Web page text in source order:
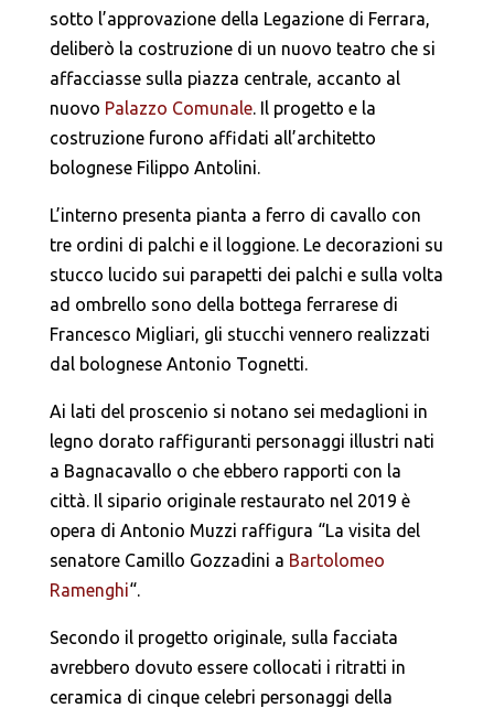
sotto l’approvazione della Legazione di Ferrara,
deliberò la costruzione di un nuovo teatro che si
affacciasse sulla piazza centrale, accanto al
nuovo Palazzo Comunale. Il progetto e la
costruzione furono affidati all’architetto
bolognese Filippo Antolini.
L’interno presenta pianta a ferro di cavallo con
tre ordini di palchi e il loggione. Le decorazioni su
stucco lucido sui parapetti dei palchi e sulla volta
ad ombrello sono della bottega ferrarese di
Francesco Migliari, gli stucchi vennero realizzati
dal bolognese Antonio Tognetti.
Ai lati del proscenio si notano sei medaglioni in
legno dorato raffiguranti personaggi illustri nati
a Bagnacavallo o che ebbero rapporti con la
città. Il sipario originale restaurato nel 2019 è
opera di Antonio Muzzi raffigura “La visita del
senatore Camillo Gozzadini a Bartolomeo
Ramenghi“.
Secondo il progetto originale, sulla facciata
avrebbero dovuto essere collocati i ritratti in
ceramica di cinque celebri personaggi della